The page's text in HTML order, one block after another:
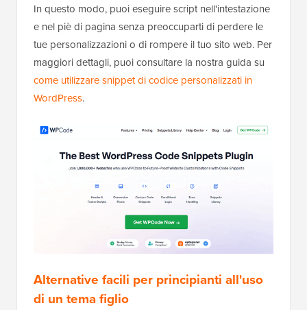
In questo modo, puoi eseguire script nell'intestazione
e nel piè di pagina senza preoccuparti di perdere le
tue personalizzazioni o di rompere il tuo sito web. Per
maggiori dettagli, puoi consultare la nostra guida su
come utilizzare snippet di codice personalizzati in
WordPress.
Alternative facili per principianti all'uso
di un tema figlio